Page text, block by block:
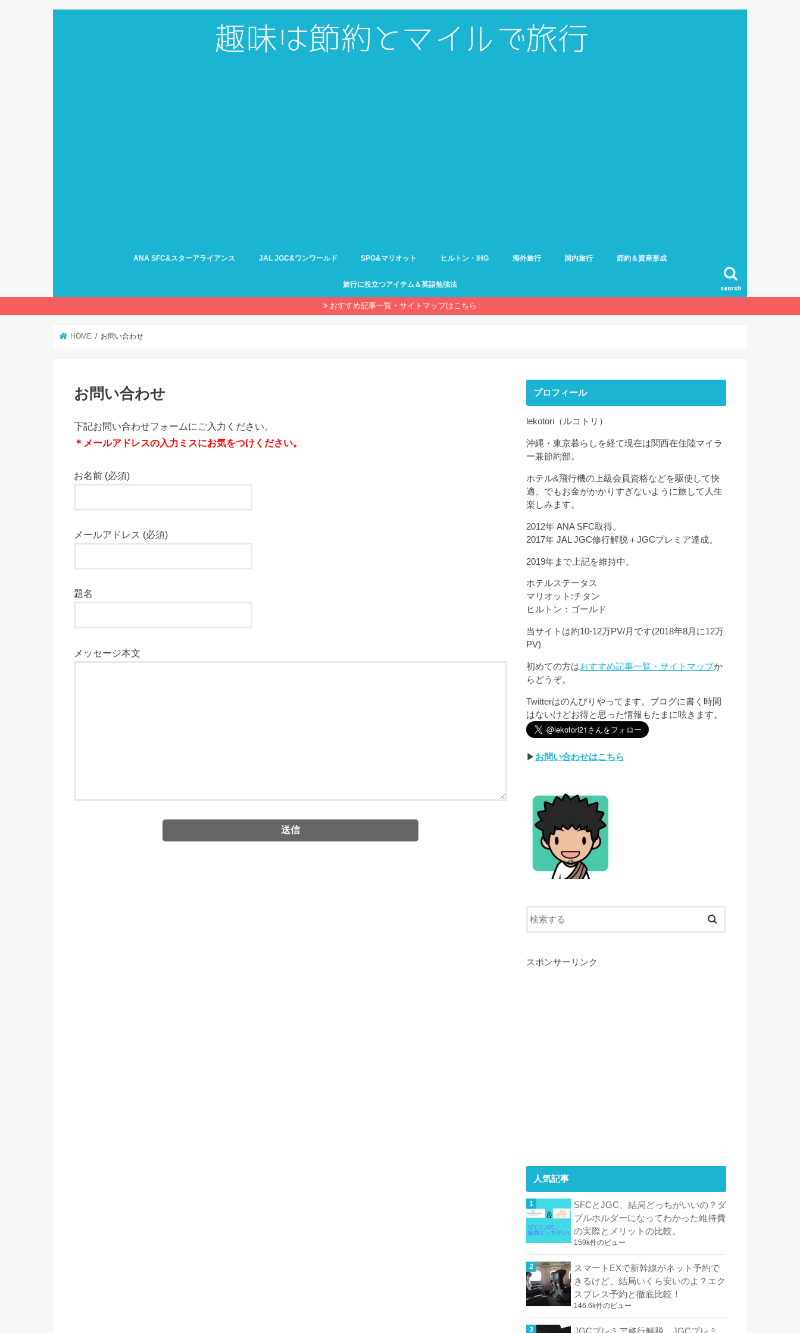
search
ANA SFC&スターアライアンス JAL JGC&ワンワールド SPG&マリオット ヒルトン・IHG 海外旅行 国内旅行 節約＆資産形成
旅行に役立つアイテム＆英語勉強法
おすすめ記事一覧・サイトマップはこちら
HOME お問い合わせ
お問い合わせ
下記お問い合わせフォームにご入力ください。
＊メールアドレスの入力ミスにお気をつけください。
お名前 (必須)
メールアドレス (必須)
題名
メッセージ本文
プロフィール
lekotori（ルコトリ）
沖縄・東京暮らしを経て現在は関西在住陸マイラ
ー兼節約部。
ホテル&飛行機の上級会員資格などを駆使して快
適、でもお金がかかりすぎないように旅して人生
楽しみます。
2012年 ANA SFC取得。
2017年 JAL JGC修行解脱＋JGCプレミア達成。
2019年まで上記を維持中。
ホテルステータス
マリオット:チタン
ヒルトン：ゴールド
当サイトは約10-12万PV/月です(2018年8月に12万
PV)
初めての方はおすすめ記事一覧・サイトマップか
らどうぞ。
Twitterはのんびりやってます。ブログに書く時間
はないけどお得と思った情報もたまに呟きます。
▶︎ お問い合わせはこちら
スポンサーリンク
人気記事
SFCとJGC、結局どっちがいいの？ダ
ブルホルダーになってわかった維持費
の実際とメリットの比較。
159k件のビュー
スマートEXで新幹線がネット予約で
きるけど、結局いくら安いのよ？エク
スプレス予約と徹底比較！
146.6k件のビュー